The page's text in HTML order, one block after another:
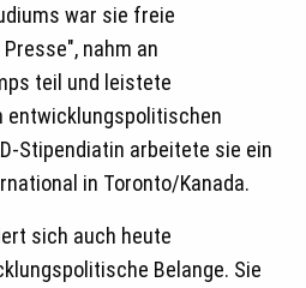
war sie freie
nahm an
teil und leistete
entwicklungspolitischen
Stipendiatin arbeitete sie ein
in Toronto/Kanada.
sich auch heute
Belange. Sie